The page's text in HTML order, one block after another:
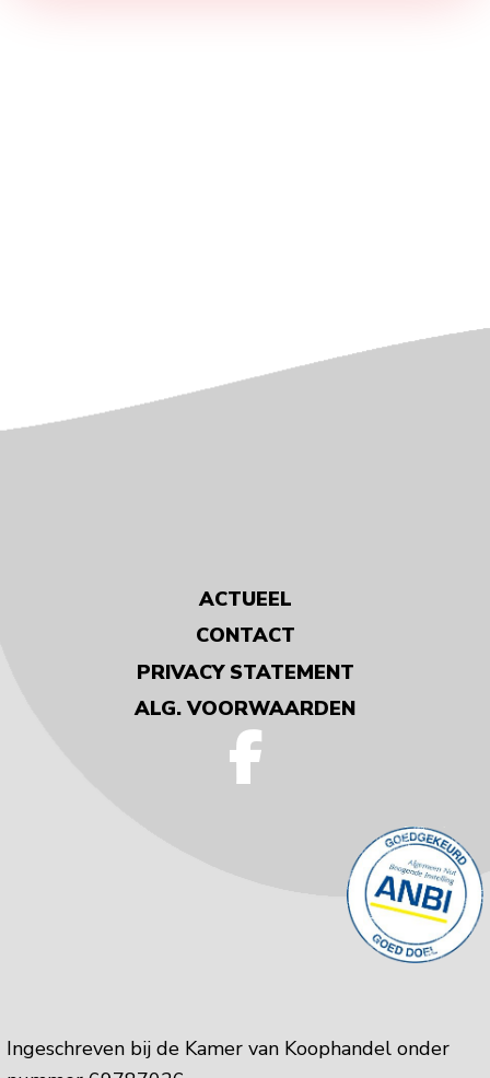
ACTUEEL
CONTACT
PRIVACY STATEMENT
ALG. VOORWAARDEN
Ingeschreven bij de Kamer van Koophandel onder